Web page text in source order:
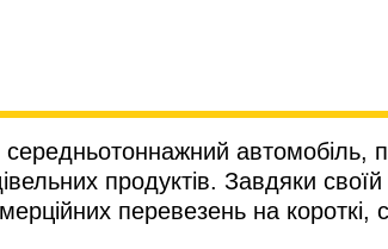
автомобіль,
продуктів. Завдяки своїй
перевезень на короткі,